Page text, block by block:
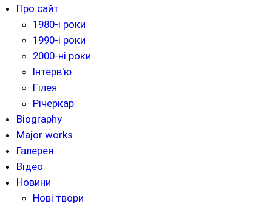
Про сайт
1980-і роки
1990-і роки
2000-ні роки
Інтерв'ю
Гілея
Річеркар
Biography
Major works
Галерея
Відео
Новини
Нові твори